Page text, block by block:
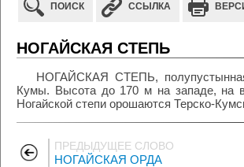
ПОИСК ССЫЛКА
НОГАЙСКАЯ СТЕПЬ
НОГАЙСКАЯ СТЕПЬ,
Кумы. Высота до 170 м на западе, на
Ногайской степи орошаются Терско-
ПРЕДЫДУЩЕЕ СЛОВО
НОГАЙСКАЯ ОРДА